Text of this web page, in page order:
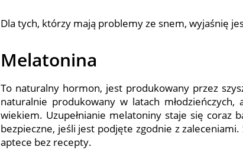
Dla tych, którzy mają problemy ze snem, wyjaśnię
Melatonina
To naturalny hormon, jest produkowany przez
naturalnie produkowany w latach
wiekiem. Uzupełnianie melatoniny staje się coraz
bezpieczne, jeśli jest podjęte zgodnie z
aptece bez recepty.